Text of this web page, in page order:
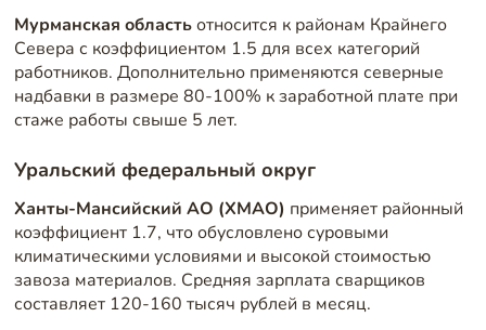
Мурманская областьотносится к районам Крайнего
Севера с коэффициентом 1.5 для всех категорий
работников. Дополнительно применяются северные
надбавки в размере 80-100% к заработной плате при
стаже работы свыше 5 лет.
Уральский федеральный округ
Ханты-Мансийский АО (ХМАО) применяет районный
коэффициент 1.7, что обусловлено суровыми
климатическими условиями и высокой стоимостью
завоза материалов. Средняя зарплата сварщиков
составляет 120-160 тысяч рублей в месяц.